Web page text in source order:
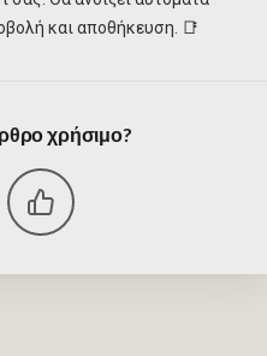
και αποθήκευση. 📑
χρήσιμο?